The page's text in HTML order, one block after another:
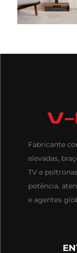
Fabricante
elevadas,
TV e
potência,
e agentes